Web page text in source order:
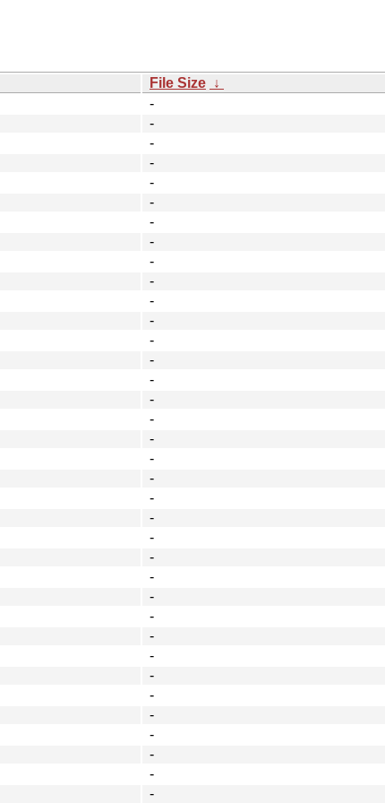
File Size ↓
-
-
-
-
-
-
-
-
-
-
-
-
-
-
-
-
-
-
-
-
-
-
-
-
-
-
-
-
-
-
-
-
-
-
-
-